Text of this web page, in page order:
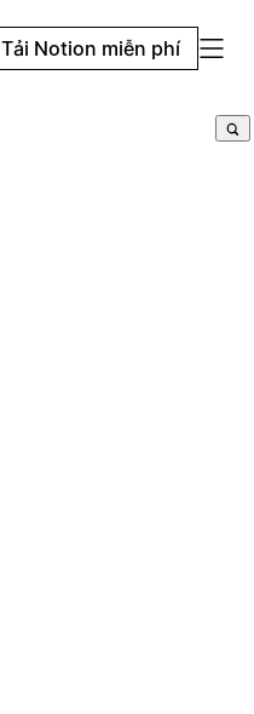
Tải Notion miễn phí